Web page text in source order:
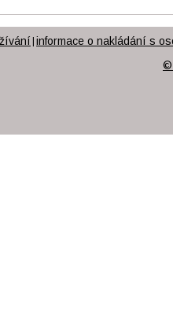
informace o nakládání s
©